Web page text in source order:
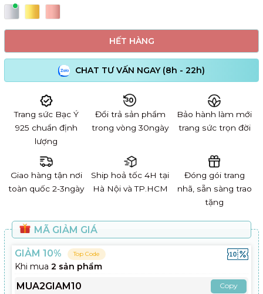
HẾT HÀNG
CHAT TƯ VẤN NGAY (8h - 22h)
Trang sức Bạc Ý
925 chuẩn định
lượng
Đổi trả sản phẩm
trong vòng 30ngày
Bảo hành làm mới
trang sức trọn đời
Giao hàng tận nơi
toàn quốc 2-3ngày
Ship hoả tốc 4H tại
Hà Nội và TP.HCM
Đóng gói trang
nhã, sẵn sàng trao
tặng
MÃ GIẢM GIÁ
GIẢM 10% Top Code
Khi mua 2 sản phẩm
MUA2GIAM10 Copy